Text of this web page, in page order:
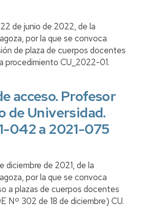
de junio de 2022, de la
por la que se convoca
de plaza de cuerpos docentes
procedimiento CU_2022-01.
acceso. Profesor
de Universidad.
042 a 2021-075
diciembre de 2021, de la
por la que se convoca
a plazas de cuerpos docentes
Nº 302 de 18 de diciembre) CU.